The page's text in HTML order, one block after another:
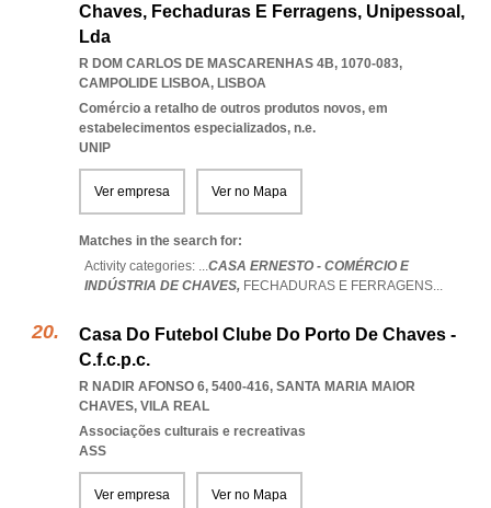
Chaves, Fechaduras E Ferragens, Unipessoal,
Lda
R DOM CARLOS DE MASCARENHAS 4B, 1070-083,
CAMPOLIDE LISBOA, LISBOA
Comércio a retalho de outros produtos novos, em
estabelecimentos especializados, n.e.
UNIP
Ver empresa Ver no Mapa
Matches in the search for:
Activity categories: ...CASA ERNESTO - COMÉRCIO E
INDÚSTRIA DE CHAVES, FECHADURAS E FERRAGENS...
Casa Do Futebol Clube Do Porto De Chaves -
C.f.c.p.c.
R NADIR AFONSO 6, 5400-416, SANTA MARIA MAIOR
CHAVES, VILA REAL
Associações culturais e recreativas
ASS
Ver empresa Ver no Mapa